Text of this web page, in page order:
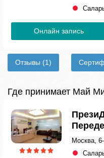
Онлайн запись
Отзывы (1)
Где принимает Май
Москва,